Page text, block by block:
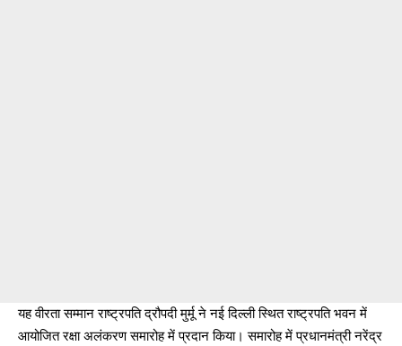
यह वीरता सम्मान राष्ट्रपति द्रौपदी मुर्मू ने नई दिल्ली स्थित राष्ट्रपति भवन में
आयोजित रक्षा अलंकरण समारोह में प्रदान किया। समारोह में प्रधानमंत्री नरेंद्र